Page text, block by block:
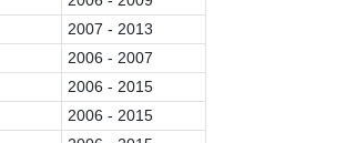
2007 - 2013
2006 - 2007
2006 - 2015
2006 - 2015